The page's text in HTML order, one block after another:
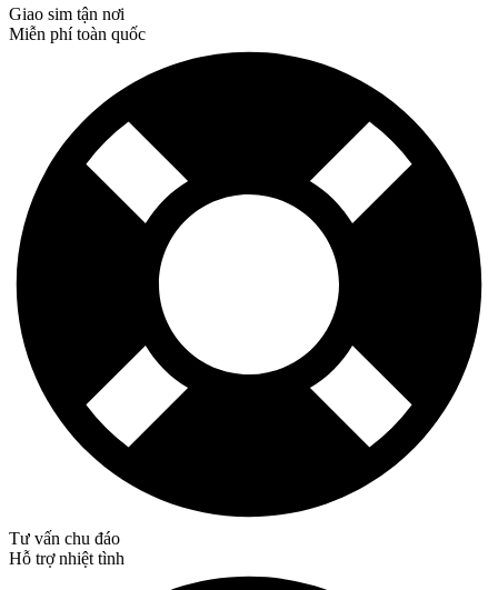
Giao sim tận nơi
Miễn phí toàn quốc
Tư vấn chu đáo
Hỗ trợ nhiệt tình